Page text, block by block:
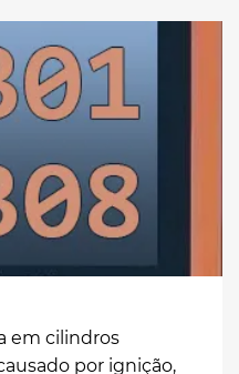
em cilindros
por ignição,